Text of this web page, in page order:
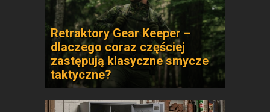
Retraktory Gear Keeper –
dlaczego coraz częściej
zastępują klasyczne smycze
taktyczne?